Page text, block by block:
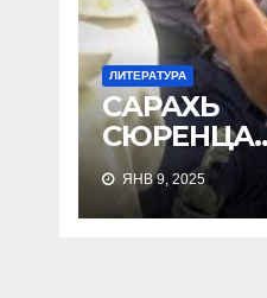
ЛИТЕРАТУРА
САРАХЬ
ЯНВ 9, 2025